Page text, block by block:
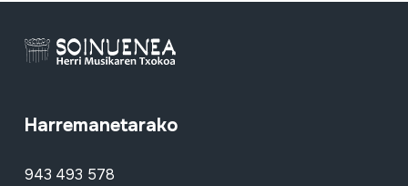
Harremanetarako
943 493 578